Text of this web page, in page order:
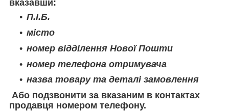
вказавши:
П.І.Б.
місто
номер відділення Нової Пошти
номер телефона отримувача
назва товару та деталі замовлення
Або подзвонити за вказаним в контактах
продавця номером телефону.